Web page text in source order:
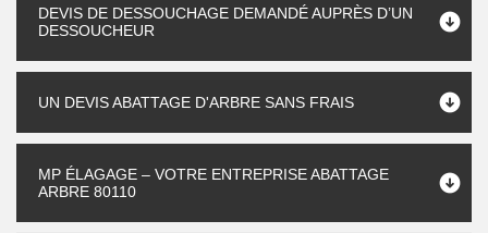
DEVIS DE DESSOUCHAGE DEMANDÉ AUPRÈS D’UN
DESSOUCHEUR
UN DEVIS ABATTAGE D'ARBRE SANS FRAIS
MP ÉLAGAGE – VOTRE ENTREPRISE ABATTAGE
ARBRE 80110